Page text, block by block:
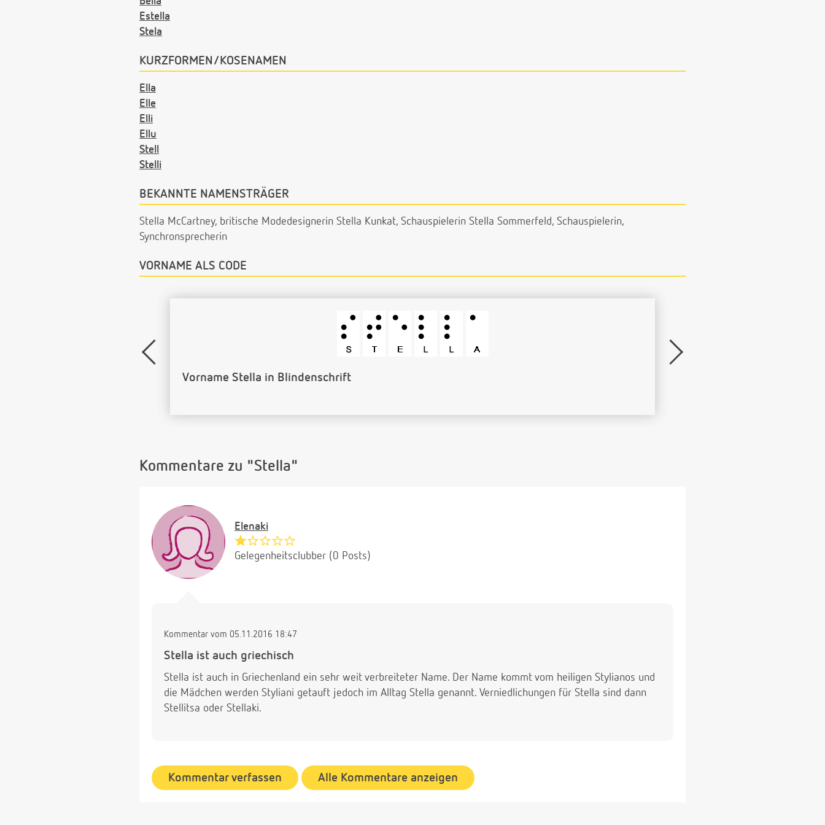
Estella
Stela
KURZFORMEN/KOSENAMEN
Ella
Elle
Elli
Ellu
Stell
Stelli
BEKANNTE NAMENSTRÄGER
Stella McCartney, britische Modedesignerin Stella Kunkat, Schauspielerin Stella Sommerfeld, Schauspielerin,
Synchronsprecherin
VORNAME ALS CODE
Name Stella als Barcode
Kommentare zu "Stella"
Elenaki
Gelegenheitsclubber (0 Posts)
Kommentar vom 05.11.2016 18:47
Stella ist auch griechisch
Stella ist auch in Griechenland ein sehr weit verbreiteter Name. Der Name kommt vom heiligen Stylianos und
die Mädchen werden Styliani getauft jedoch im Alltag Stella genannt. Verniedlichungen für Stella sind dann
Stellitsa oder Stellaki.
Kommentar verfassen Alle Kommentare anzeigen